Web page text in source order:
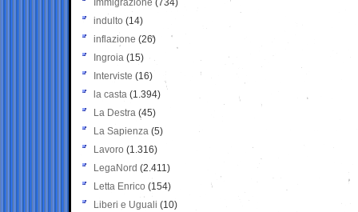
Immigrazione (734)
indulto (14)
inflazione (26)
Ingroia (15)
Interviste (16)
la casta (1.394)
La Destra (45)
La Sapienza (5)
Lavoro (1.316)
LegaNord (2.411)
Letta Enrico (154)
Liberi e Uguali (10)